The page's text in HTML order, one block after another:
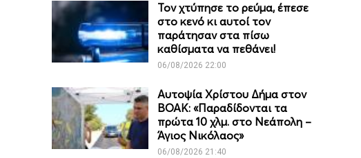
Τον χτύπησε το ρεύμα, έπεσε
στο κενό κι αυτοί τον
παράτησαν στα πίσω
καθίσματα να πεθάνει!
06/08/2026 22:00
Αυτοψία Χρίστου Δήμα στον
ΒΟΑΚ: «Παραδίδονται τα
πρώτα 10 χλμ. στο Νεάπολη –
Άγιος Νικόλαος»
06/08/2026 21:40